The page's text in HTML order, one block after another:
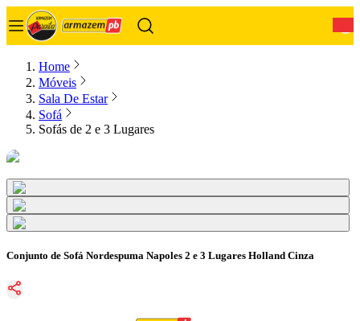
Home
Móveis
Sala De Estar
Sofá
Sofás de 2 e 3 Lugares
Conjunto de Sofá Nordespuma Napoles 2 e 3 Lugares Holland Cinza